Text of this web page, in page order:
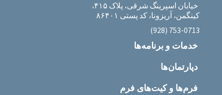
خیابان اسپرینگ شرقی، پلاک ۴۱۵،
کینگمن، آریزونا، کد پستی ۸۶۴۰۱
‎(928) 753-0713‎
خدمات و برنامه‌ها
دپارتمان‌ها
فرم‌ها و کیت‌های فرم